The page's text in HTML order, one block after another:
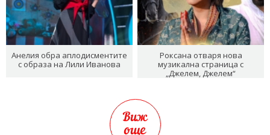
Анелия обра аплодисментите
с образа на Лили Иванова
Роксана отваря нова
музикална страница с
„Джелем, Джелем“
Виж
още